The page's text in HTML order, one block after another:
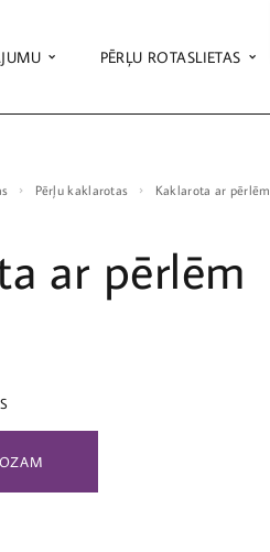
PĒRĻU ROTASLIETAS
Pērļu kaklarotas Kaklarota ar pērlēm
ar pērlēm